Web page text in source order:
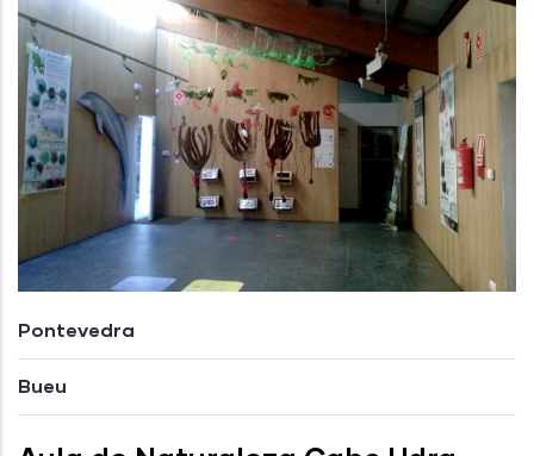
Pontevedra
Bueu